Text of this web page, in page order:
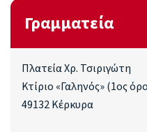
Γραμματεία
Πλατεία Χρ. Τσιριγώτη
Κτίριο «Γαληνός» (1ος
49132 Κέρκυρα